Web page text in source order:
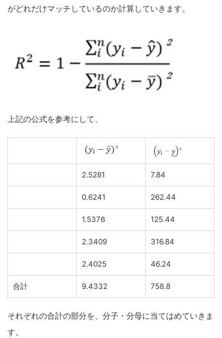
がどれだけマッチしているのか計算していきます。
上記の公式を参考にして、
2.5281 7.84
0.6241 262.44
1.5376 125.44
2.3409 316.84
2.4025 46.24
合計 9.4332 758.8
それぞれの合計の部分を、分子・分母に当てはめていきま
す。